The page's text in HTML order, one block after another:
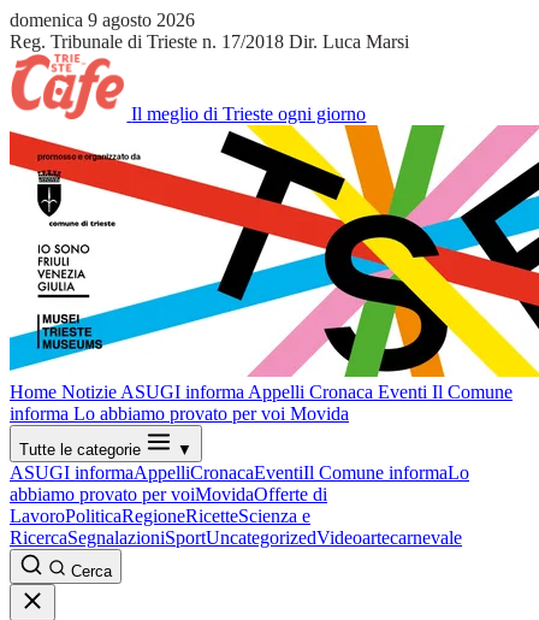
domenica 9 agosto 2026
Reg. Tribunale di Trieste n. 17/2018 Dir. Luca Marsi
Il meglio di Trieste ogni giorno
Home Notizie ASUGI informa Appelli Cronaca Eventi Il Comune
informa Lo abbiamo provato per voi Movida
Tutte le categorie ▼
ASUGI informaAppelliCronacaEventiIl Comune informaLo
abbiamo provato per voiMovidaOfferte di
LavoroPoliticaRegioneRicetteScienza e
RicercaSegnalazioniSportUncategorizedVideoartecarnevale
Cerca